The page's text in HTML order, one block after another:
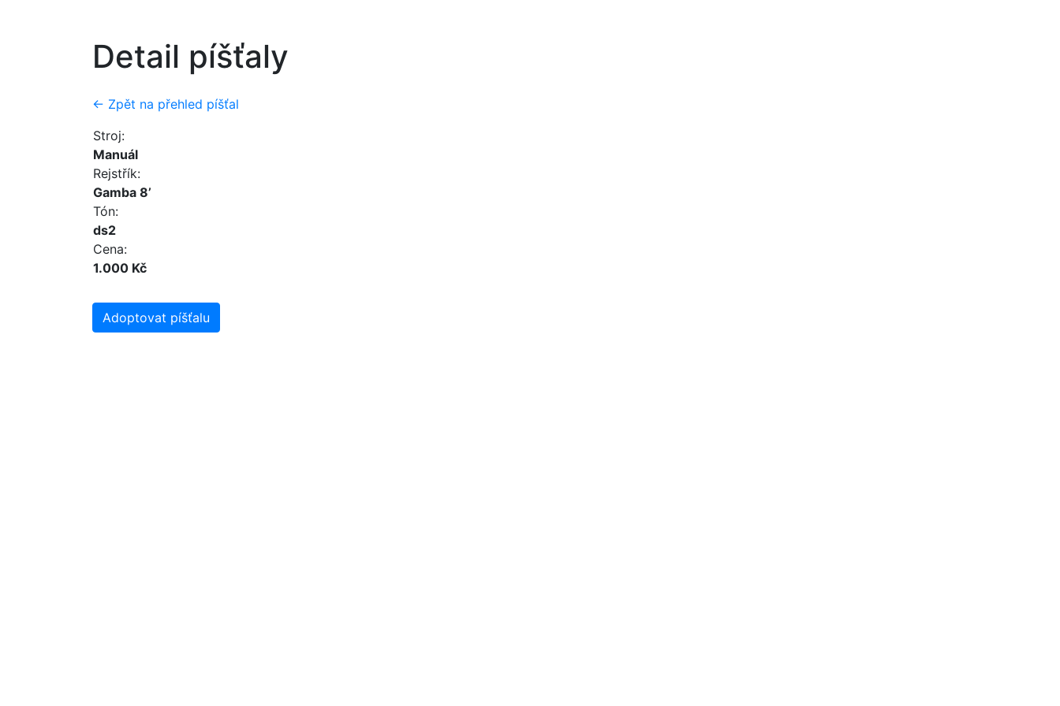
Detail píšťaly
← Zpět na přehled píšťal
Stroj:
Manuál
Rejstřík:
Gamba 8’
Tón:
ds2
Cena:
1.000 Kč
Adoptovat píšťalu